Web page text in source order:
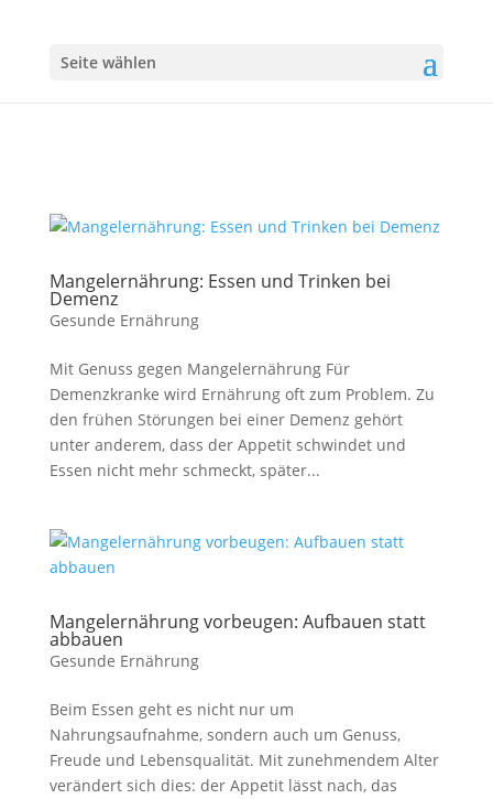
Seite wählen
Mangelernährung: Essen und Trinken bei
Demenz
Gesunde Ernährung
Mit Genuss gegen Mangelernährung Für
Demenzkranke wird Ernährung oft zum Problem. Zu
den frühen Störungen bei einer Demenz gehört
unter anderem, dass der Appetit schwindet und
Essen nicht mehr schmeckt, später...
Mangelernährung vorbeugen: Aufbauen statt
abbauen
Gesunde Ernährung
Beim Essen geht es nicht nur um
Nahrungsaufnahme, sondern auch um Genuss,
Freude und Lebensqualität. Mit zunehmendem Alter
verändert sich dies: der Appetit lässt nach, das